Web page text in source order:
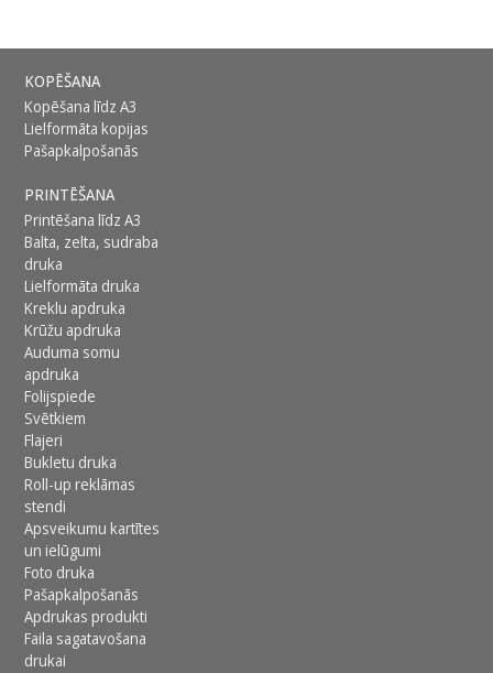
KOPĒŠANA
Kopēšana līdz A3
Lielformāta kopijas
Pašapkalpošanās
PRINTĒŠANA
Printēšana līdz A3
Balta, zelta, sudraba
druka
Lielformāta druka
Kreklu apdruka
Krūžu apdruka
Auduma somu
apdruka
Folijspiede
Svētkiem
Flajeri
Bukletu druka
Roll-up reklāmas
stendi
Apsveikumu kartītes
un ielūgumi
Foto druka
Pašapkalpošanās
Apdrukas produkti
Faila sagatavošana
drukai